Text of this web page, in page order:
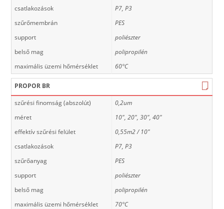
csatlakozások
P7, P3
szűrőmembrán
PES
support
poliészter
belső mag
polipropilén
maximális üzemi hőmérséklet
60°C
PROPOR BR
szűrési finomság (abszolút)
0,2um
méret
10", 20", 30", 40"
effektív szűrési felület
0,55m2 / 10"
csatlakozások
P7, P3
szűrőanyag
PES
support
poliészter
belső mag
polipropilén
maximális üzemi hőmérséklet
70°C